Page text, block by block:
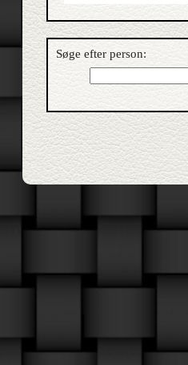
Søge efter person: